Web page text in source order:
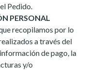
Pedido.
PERSONAL
recopilamos por lo
a través del
de pago, la
y/o